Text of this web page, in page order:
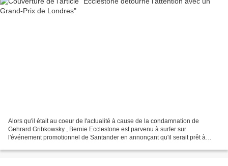
Alors qu'il était au coeur de l'actualité à cause de la condamnation de
Gehrard Gribkowsky , Bernie Ecclestone est parvenu à surfer sur
l'événement promotionnel de Santander en annonçant qu'il serait prêt à